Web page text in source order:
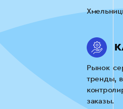
Рынок
тренды,
заказы.